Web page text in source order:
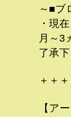
～■ブ
・現
月～3
了承
＋＋
【ア